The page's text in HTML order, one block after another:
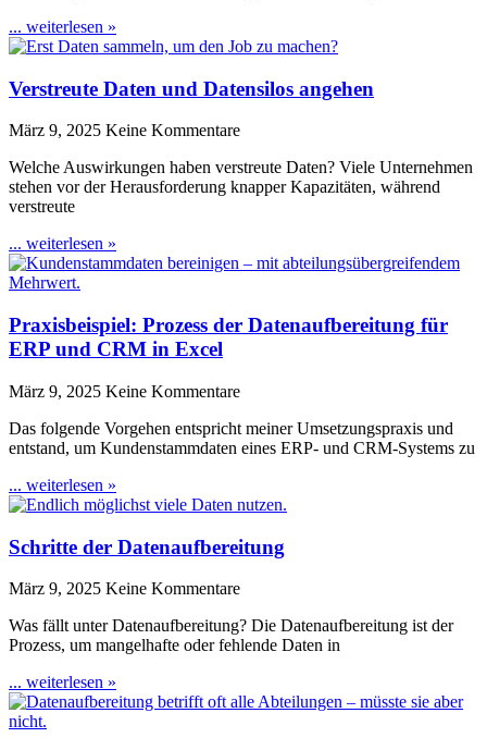
... weiterlesen »
Verstreute Daten und Datensilos angehen
März 9, 2025 Keine Kommentare
Welche Auswirkungen haben verstreute Daten? Viele Unternehmen
stehen vor der Herausforderung knapper Kapazitäten, während
verstreute
... weiterlesen »
Praxisbeispiel: Prozess der Datenaufbereitung für
ERP und CRM in Excel
März 9, 2025 Keine Kommentare
Das folgende Vorgehen entspricht meiner Umsetzungspraxis und
entstand, um Kundenstammdaten eines ERP- und CRM-Systems zu
... weiterlesen »
Schritte der Datenaufbereitung
März 9, 2025 Keine Kommentare
Was fällt unter Datenaufbereitung? Die Datenaufbereitung ist der
Prozess, um mangelhafte oder fehlende Daten in
... weiterlesen »